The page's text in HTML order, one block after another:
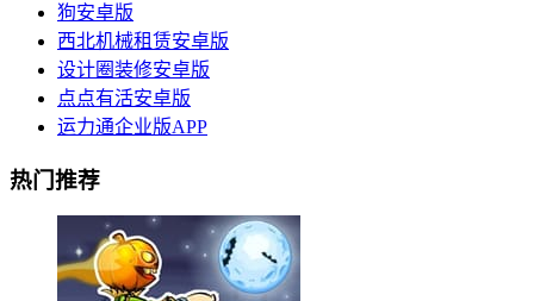
狗安卓版
西北机械租赁安卓版
设计圈装修安卓版
点点有活安卓版
运力通企业版APP
热门推荐